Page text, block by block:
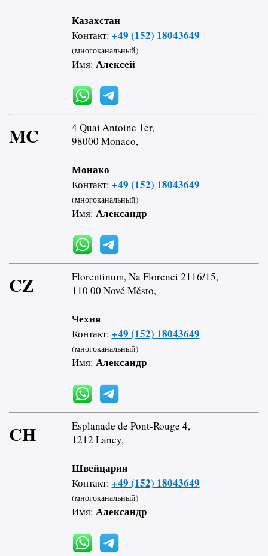
Казахстан
Контакт: +49 (152) 18043649
(многоканальный)
Имя: Алексей
MC
4 Quai Antoine 1er,
98000 Monaco,
Монако
Контакт: +49 (152) 18043649
(многоканальный)
Имя: Александр
CZ
Florentinum, Na Florenci 2116/15,
110 00 Nové Město,
Чехия
Контакт: +49 (152) 18043649
(многоканальный)
Имя: Александр
CH
Esplanade de Pont-Rouge 4,
1212 Lancy,
Швейцария
Контакт: +49 (152) 18043649
(многоканальный)
Имя: Александр